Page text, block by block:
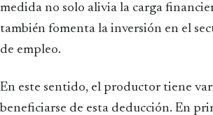
medida no solo alivia la carga
también fomenta la inversión en el
de empleo.
En este sentido, el productor tiene
beneficiarse de esta deducción. En